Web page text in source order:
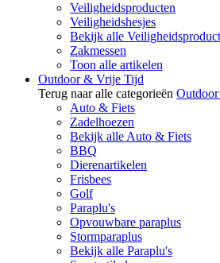
Veiligheidsproducten
Veiligheidshesjes
Bekijk alle
Zakmessen
Toon alle artikelen
Outdoor & Vrije Tijd
Terug naar alle categorieën
Auto & Fiets
Zadelhoezen
Bekijk alle Auto & Fiets
BBQ
Dierenartikelen
Frisbees
Golf
Paraplu's
Opvouwbare paraplus
Stormparaplus
Bekijk alle Paraplu's